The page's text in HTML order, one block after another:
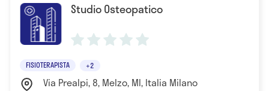
Studio Osteopatico
FISIOTERAPISTA +2
Via Prealpi, 8, Melzo, MI, Italia Milano